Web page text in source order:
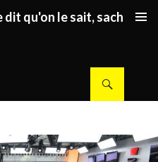
dit qu'on le sait, sachez